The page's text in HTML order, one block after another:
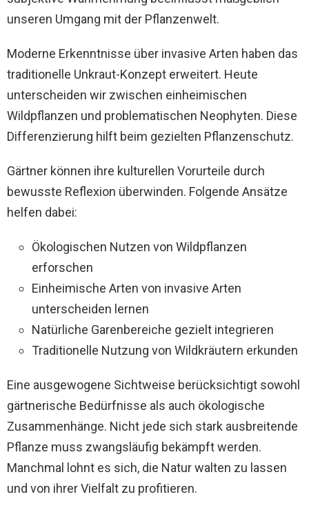
unseren Umgang mit der Pflanzenwelt.
Moderne Erkenntnisse über invasive Arten haben das
traditionelle Unkraut-Konzept erweitert. Heute
unterscheiden wir zwischen einheimischen
Wildpflanzen und problematischen Neophyten. Diese
Differenzierung hilft beim gezielten Pflanzenschutz.
Gärtner können ihre kulturellen Vorurteile durch
bewusste Reflexion überwinden. Folgende Ansätze
helfen dabei:
Ökologischen Nutzen von Wildpflanzen
erforschen
Einheimische Arten von invasive Arten
unterscheiden lernen
Natürliche Garenbereiche gezielt integrieren
Traditionelle Nutzung von Wildkräutern erkunden
Eine ausgewogene Sichtweise berücksichtigt sowohl
gärtnerische Bedürfnisse als auch ökologische
Zusammenhänge. Nicht jede sich stark ausbreitende
Pflanze muss zwangsläufig bekämpft werden.
Manchmal lohnt es sich, die Natur walten zu lassen
und von ihrer Vielfalt zu profitieren.